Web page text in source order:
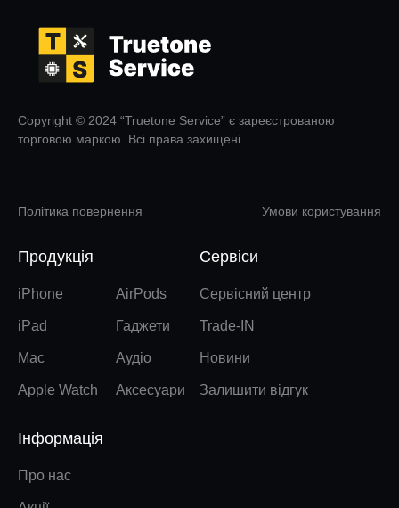
Copyright © 2024 “Truetone Service” є зареєстрованою
торговою маркою. Всі права захищені.
Політика повернення Умови користування
Продукція
iPhone
iPad
Mac
Apple Watch
AirPods
Гаджети
Аудіо
Аксесуари
Сервіси
Сервісний центр
Trade-IN
Новини
Залишити відгук
Інформація
Про нас